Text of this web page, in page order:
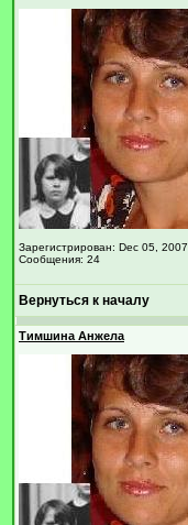
Зарегистрирован: Dec 05, 2007
Сообщения: 24
Вернуться к началу
Тимшина Анжела